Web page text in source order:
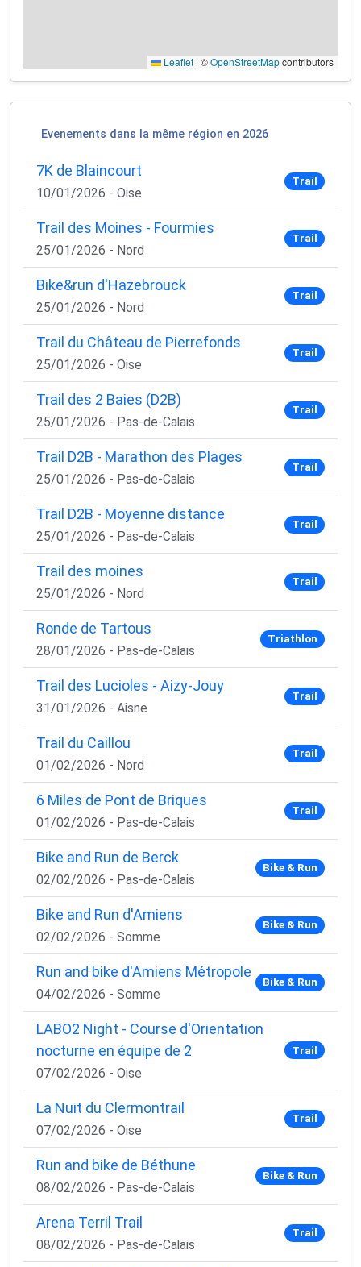
Leaflet | ©OpenStreetMapcontributors
Evenements dans la même région en 2026
7K de Blaincourt
10/01/2026 - Oise
Trail
Trail des Moines - Fourmies
25/01/2026 - Nord
Trail
Bike&run d'Hazebrouck
25/01/2026 - Nord
Trail
Trail du Château de Pierrefonds
25/01/2026 - Oise
Trail
Trail des 2 Baies (D2B)
25/01/2026 - Pas-de-Calais
Trail
Trail D2B - Marathon des Plages
25/01/2026 - Pas-de-Calais
Trail
Trail D2B - Moyenne distance
25/01/2026 - Pas-de-Calais
Trail
Trail des moines
25/01/2026 - Nord
Trail
Ronde de Tartous
28/01/2026 - Pas-de-Calais
Triathlon
Trail des Lucioles - Aizy-Jouy
31/01/2026 - Aisne
Trail
Trail du Caillou
01/02/2026 - Nord
Trail
6 Miles de Pont de Briques
01/02/2026 - Pas-de-Calais
Trail
Bike and Run de Berck
02/02/2026 - Pas-de-Calais
Bike & Run
Bike and Run d'Amiens
02/02/2026 - Somme
Bike & Run
Run and bike d'Amiens Métropole
04/02/2026 - Somme
Bike & Run
LABO2 Night - Course d'Orientation
nocturne en équipe de 2
07/02/2026 - Oise
Trail
La Nuit du Clermontrail
07/02/2026 - Oise
Trail
Run and bike de Béthune
08/02/2026 - Pas-de-Calais
Bike & Run
Arena Terril Trail
08/02/2026 - Pas-de-Calais
Trail